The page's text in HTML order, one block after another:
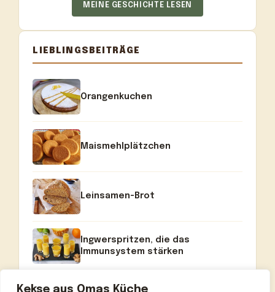
Kekse aus Omas Küche
MEINE GESCHICHTE LESEN
LIEBLINGSBEITRÄGE
Orangenkuchen
Maismehlplätzchen
Leinsamen-Brot
Ingwerspritzen, die das
Immunsystem stärken